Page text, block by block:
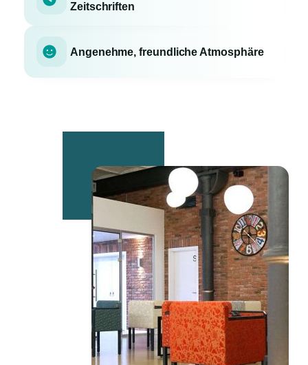
Zeitschriften
Angenehme, freundliche Atmosphäre